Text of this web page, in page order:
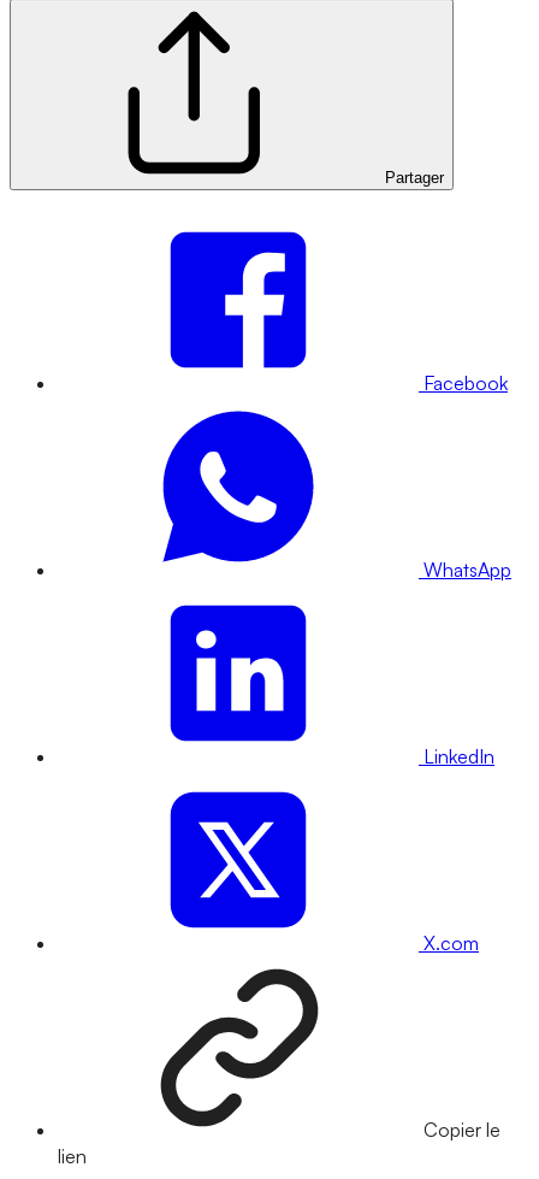
Partager
Facebook
WhatsApp
LinkedIn
X.com
Copier le
lien